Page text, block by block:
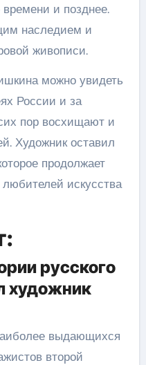
времени и позднее.
наследием и
живописи.
можно увидеть
России и за
пор восхищают и
Художник оставил
продолжает
искусства
русского
художник
выдающихся
второй